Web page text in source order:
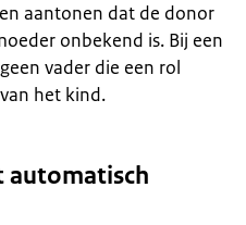
aantonen dat de donor
onbekend is. Bij een
vader die een rol
het kind.
automatisch